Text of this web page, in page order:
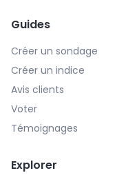
Guides
Créer un sondage
Créer un indice
Avis clients
Voter
Témoignages
Explorer